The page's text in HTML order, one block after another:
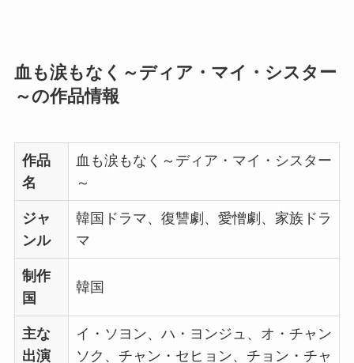
血も涙もなく～ディア・マイ・シスター
～の作品情報
作品
名
血も涙もなく～ディア・マイ・シスター
～
ジャ
ンル
韓国ドラマ、復讐劇、愛憎劇、家族ドラ
マ
制作
国
韓国
主な
出演
イ・ソヨン、ハ・ヨンジュ、オ・チャン
ソク、チャン・セヒョン、チョン・チャ